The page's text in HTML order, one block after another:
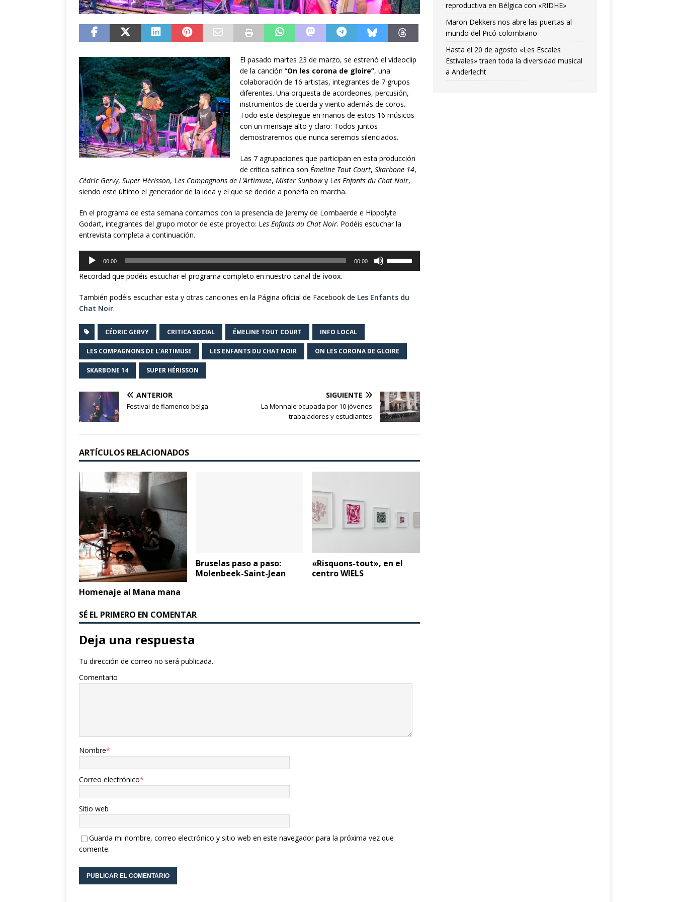
El pasado martes 23 de marzo, se estrenó el videoclip
de la canción “On les corona de gloire”, una
colaboración de 16 artistas, integrantes de 7 grupos
diferentes. Una orquesta de acordeones, percusión,
instrumentos de cuerda y viento además de coros.
Todo este despliegue en manos de estos 16 músicos
con un mensaje alto y claro: Todos juntos
demostraremos que nunca seremos silenciados.
Las 7 agrupaciones que participan en esta producción
de crítica satírica son Émeline Tout Court, Skarbone 14,
Cédric Gervy, Super Hérisson, Les Compagnons de L’Artimuse, Mister Sunbowy Les Enfants du Chat Noir,
siendo este último el generador de la idea y el que se decide a ponerla en marcha.
En el programa de esta semana contamos con la presencia de Jeremy de Lombaerde e Hippolyte
Godart, integrantes del grupo motor de este proyecto: Les Enfants du Chat Noir. Podéis escuchar la
entrevista completa a continuación.
Reproductor
audio
00:00 00:00
flecha
o
disminuir
Recordad que podéis escuchar el programa completo en nuestro canal de ivoox.
También podéis escuchar esta y otras canciones en la Página oficial de Facebook de Les Enfants du
Chat Noir.
CÉDRIC GERVY CRITICA SOCIAL ÉMELINE TOUT COURT INFO LOCAL
LES COMPAGNONS DE L'ARTIMUSE LES ENFANTS DU CHAT NOIR ON LES CORONA DE GLOIRE
SKARBONE 14 SUPER HÉRISSON
ANTERIOR
Festival de flamenco belga
SIGUIENTE
La Monnaie ocupada por 10 jóvenes
trabajadores y estudiantes
ARTÍCULOS RELACIONADOS
Homenaje al Mana mana
Bruselas paso a paso:
Molenbeek-Saint-Jean
«Risquons-tout», en el
centro WIELS
SÉ EL PRIMERO EN COMENTAR
Deja una respuesta
Tu dirección de correo no será publicada.
Comentario
Nombre*
Correo electrónico*
Sitio web
Guarda mi nombre, correo electrónico y sitio web en este navegador para la próxima vez que
comente.
reproductiva en Bélgica con «RIDHE»
Maron Dekkers nos abre las puertas al
mundo del Picó colombiano
Hasta el 20 de agosto «Les Escales
Estivales» traen toda la diversidad musical
a Anderlecht